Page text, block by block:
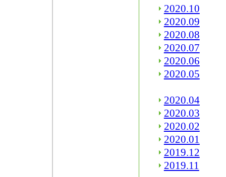
2020.10
2020.09
2020.08
2020.07
2020.06
2020.05
2020.04
2020.03
2020.02
2020.01
2019.12
2019.11